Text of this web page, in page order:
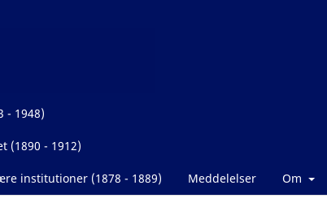
- 1948)
(1890 - 1912)
institutioner (1878 - 1889) Meddelelser Om